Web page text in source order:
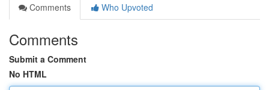
Comments
Who Upvoted
Comments
Submit a Comment
No HTML